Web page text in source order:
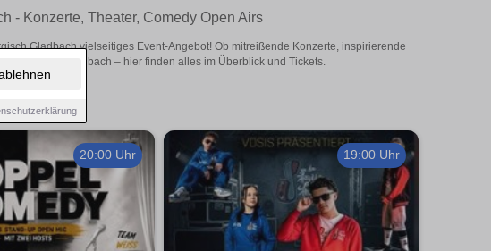
- Konzerte, Theater, Comedy Open Airs
Gladbach vielseitiges Event-Angebot! Ob mitreißende Konzerte, inspirierende
Bergisch Gladbach – hier finden alles im Überblick und Tickets.
20:00 Uhr 19:00 Uhr